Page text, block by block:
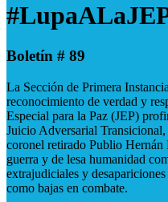
Boletín # 89
La Sección de Primera
reconocimiento de verdad y
Especial para la Paz (JEP)
Juicio Adversarial
coronel retirado Publio
guerra y de lesa humanidad
extrajudiciales y
como bajas en combate.